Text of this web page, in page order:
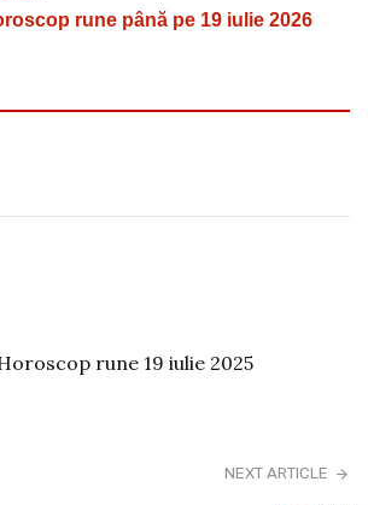
rune până pe 19 iulie 2026
rune 19 iulie 2025
NEXT ARTICLE